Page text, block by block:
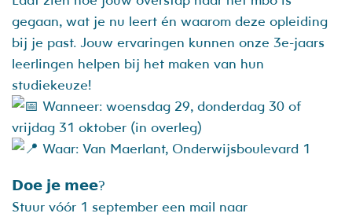
gegaan, wat je nu leert én waarom deze opleiding
bij je past. Jouw ervaringen kunnen onze 3e-jaars
leerlingen helpen bij het maken van hun
studiekeuze!
Wanneer: woensdag 29, donderdag 30 of
vrijdag 31 oktober (in overleg)
Waar: Van Maerlant, Onderwijsboulevard 1
𝗗𝗼𝗲 𝗷𝗲 𝗺𝗲𝗲?
Stuur vóór 1 september een mail naar